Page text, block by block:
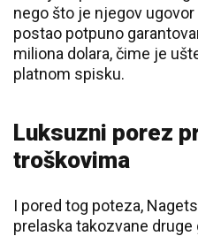
nego što je njegov
postao potpuno
miliona dolara, čime je
platnom spisku.
Luksuzni porez
troškovima
I pored tog poteza,
prelaska takozvane